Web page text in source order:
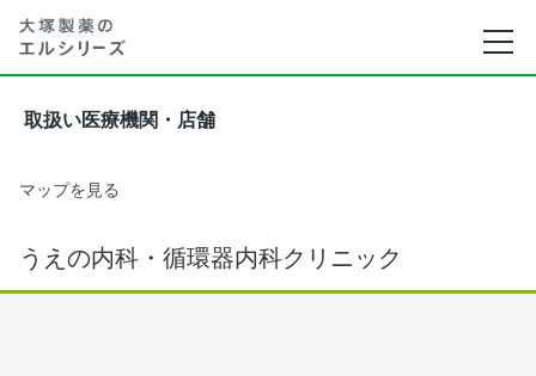
取扱い医療機関・店舗
マップを見る
うえの内科・循環器内科クリニック